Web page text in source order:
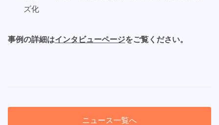
ズ化
事例の詳細はインタビューページをご覧ください。
ニュース一覧へ